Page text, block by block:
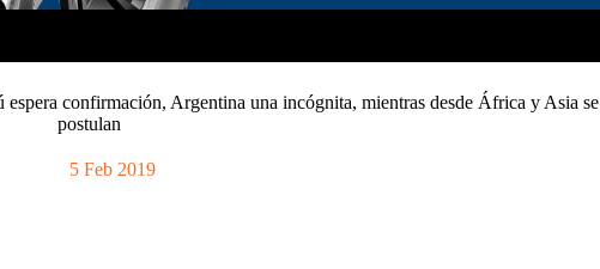
confirmación, Argentina una incógnita, mientras desde África y Asia se
postulan
5 Feb 2019